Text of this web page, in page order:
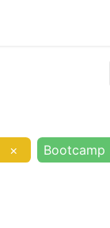
× Bootcamp